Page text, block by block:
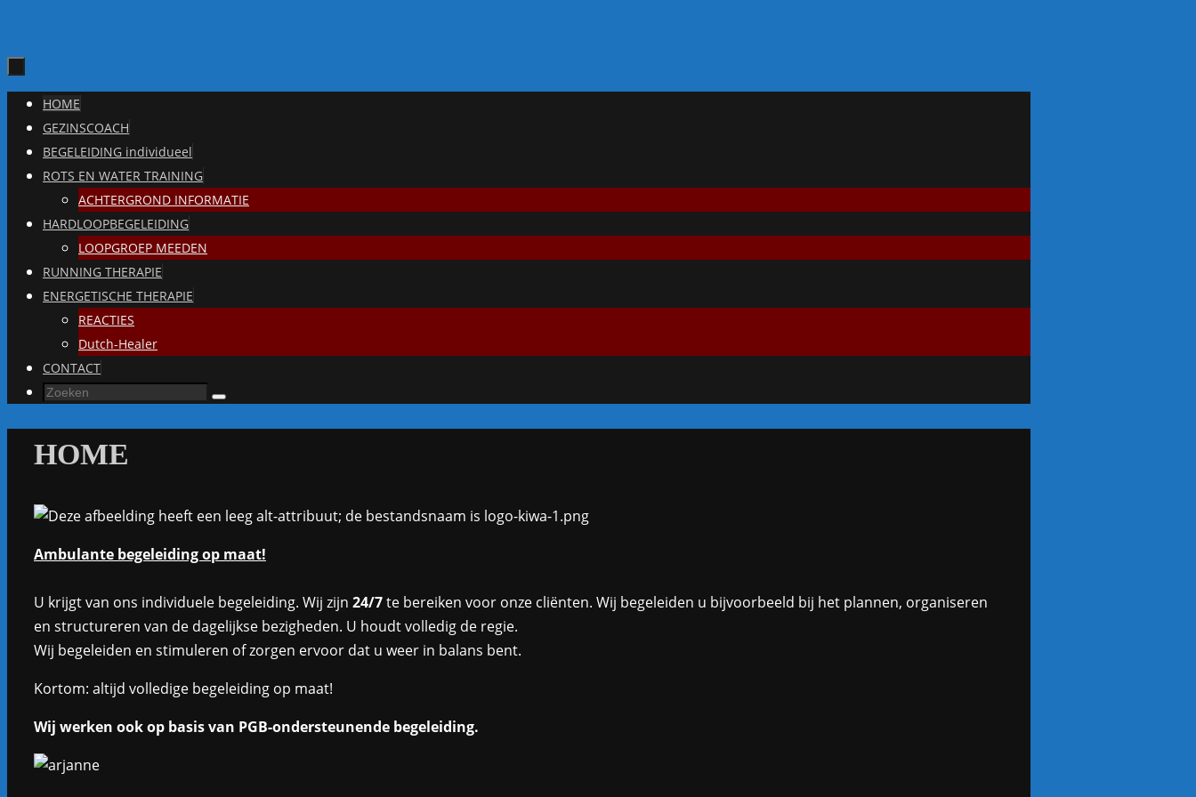
naar
inhoud
HOME
GEZINSCOACH
BEGELEIDING individueel
ROTS EN WATER TRAINING
ACHTERGROND INFORMATIE
HARDLOOPBEGELEIDING
LOOPGROEP MEEDEN
RUNNING THERAPIE
ENERGETISCHE THERAPIE
REACTIES
Dutch-Healer
CONTACT
Zoeken
Zoeken
HOME
Ambulante begeleiding op maat!
U krijgt van ons individuele begeleiding. Wij zijn 24/7te bereiken voor onze cliënten. Wij begeleiden u bijvoorbeeld bij het plannen, organiseren
en structureren van de dagelijkse bezigheden. U houdt volledig de regie.
Wij begeleiden en stimuleren of zorgen ervoor dat u weer in balans bent.
Kortom: altijd volledige begeleiding op maat!
Wij werken ook op basis van PGB-ondersteunende begeleiding.